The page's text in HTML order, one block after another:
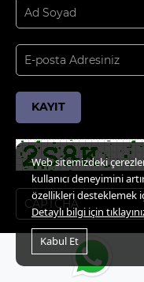
KAYIT
Web sitemizdeki
kullanıcı deneyimini
özellikleri desteklemek
Detaylı bilgi için
Kabul Et